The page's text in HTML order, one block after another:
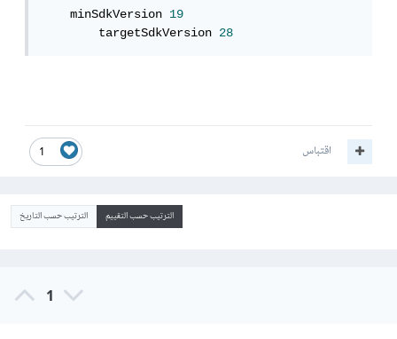
    minSdkVersion
19
        targetSdkVersion
28
1 اقتباس
الترتيب حسب التقييم الترتيب حسب التاريخ
1